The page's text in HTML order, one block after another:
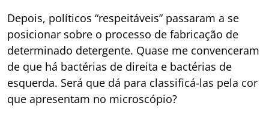
Depois, políticos “respeitáveis” passaram a se
posicionar sobre o processo de fabricação de
determinado detergente. Quase me convenceram
de que há bactérias de direita e bactérias de
esquerda. Será que dá para classificá-las pela cor
que apresentam no microscópio?